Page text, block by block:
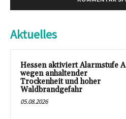
Aktuelles
Hessen aktiviert Alarmstufe A
wegen anhaltender
Trockenheit und hoher
Waldbrandgefahr
05.08.2026